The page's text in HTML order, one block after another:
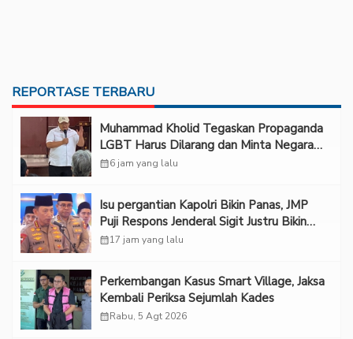
REPORTASE TERBARU
Muhammad Kholid Tegaskan Propaganda
LGBT Harus Dilarang dan Minta Negara
Melindungi Korban
calendar_month6 jam yang lalu
Isu pergantian Kapolri Bikin Panas, JMP
Puji Respons Jenderal Sigit Justru Bikin
“Adem”
calendar_month17 jam yang lalu
Perkembangan Kasus Smart Village, Jaksa
Kembali Periksa Sejumlah Kades
calendar_monthRabu, 5 Agt 2026